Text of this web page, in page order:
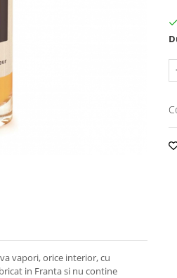
vapori, orice interior, cu
in Franta si nu contine